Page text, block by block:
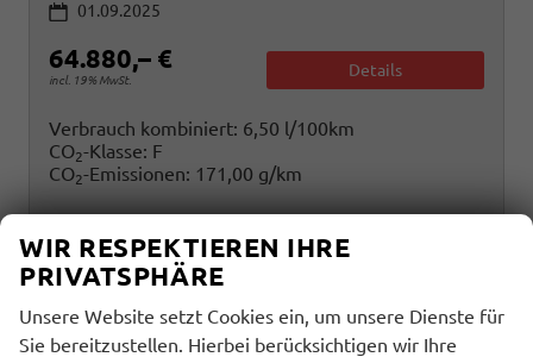
01.09.2025
64.880,– €
incl. 19% MwSt.
Details
Verbrauch kombiniert: 6,50 l/100km
CO2-Klasse: F
CO2-Emissionen: 171,00 g/km
WIR RESPEKTIEREN IHRE
PRIVATSPHÄRE
Unsere Website setzt Cookies ein, um unsere Dienste für
Sie bereitzustellen. Hierbei berücksichtigen wir Ihre